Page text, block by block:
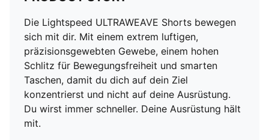
Die Lightspeed ULTRAWEAVE Shorts bewegen
sich mit dir. Mit einem extrem luftigen,
präzisionsgewebten Gewebe, einem hohen
Schlitz für Bewegungsfreiheit und smarten
Taschen, damit du dich auf dein Ziel
konzentrierst und nicht auf deine Ausrüstung.
Du wirst immer schneller. Deine Ausrüstung hält
mit.